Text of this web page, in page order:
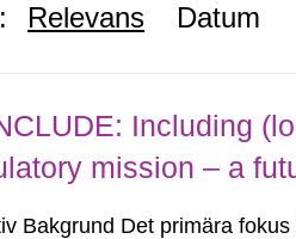
Relevans Datum
Including
mission – a
Bakgrund Det primära